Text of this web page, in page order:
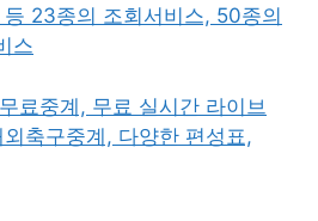
23종의 조회서비스, 50종의
스
료중계, 무료 실시간 라이브
축구중계, 다양한 편성표,